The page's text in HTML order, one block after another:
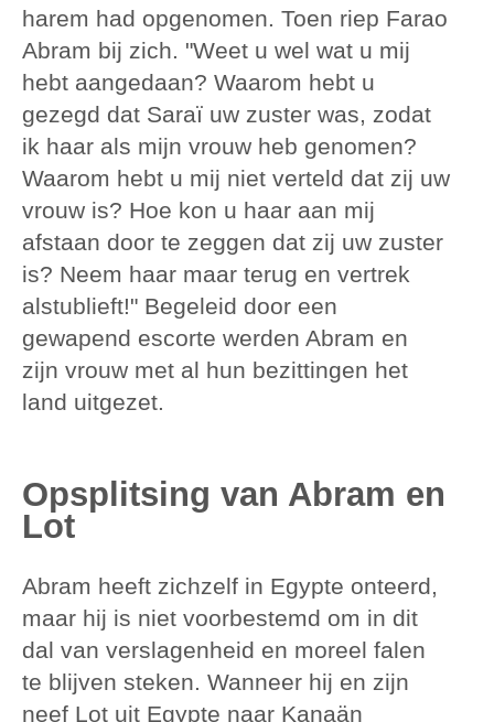
harem had opgenomen. Toen riep Farao
Abram bij zich. "Weet u wel wat u mij
hebt aangedaan? Waarom hebt u
gezegd dat Saraï uw zuster was, zodat
ik haar als mijn vrouw heb genomen?
Waarom hebt u mij niet verteld dat zij uw
vrouw is? Hoe kon u haar aan mij
afstaan door te zeggen dat zij uw zuster
is? Neem haar maar terug en vertrek
alstublieft!" Begeleid door een
gewapend escorte werden Abram en
zijn vrouw met al hun bezittingen het
land uitgezet.
Opsplitsing van Abram en
Lot
Abram heeft zichzelf in Egypte onteerd,
maar hij is niet voorbestemd om in dit
dal van verslagenheid en moreel falen
te blijven steken. Wanneer hij en zijn
neef Lot uit Egypte naar Kanaän